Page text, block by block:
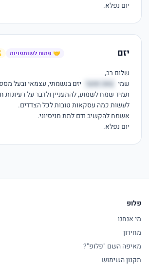
יום נפלא.
יזם 🤝 פתוח לשותפויות
שמי צאה תהגר
יום נפלא.
פלופ
מי אנחנו
מחירון
מאיפה השם "פלופ"?
תקנון השימוש